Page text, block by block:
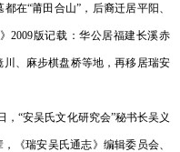
在“莆田合山”，后裔迁居平阳、
2009版记载：华公居福建长溪赤
、麻步棋盘桥等地，再移居瑞安
“安吴氏文化研究会”秘书长吴义
《瑞安吴氏通志》编辑委员会、